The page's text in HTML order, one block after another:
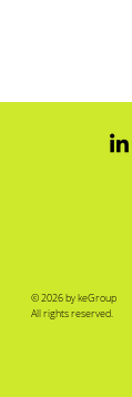
© 2026 by keGroup
All rights reserved.